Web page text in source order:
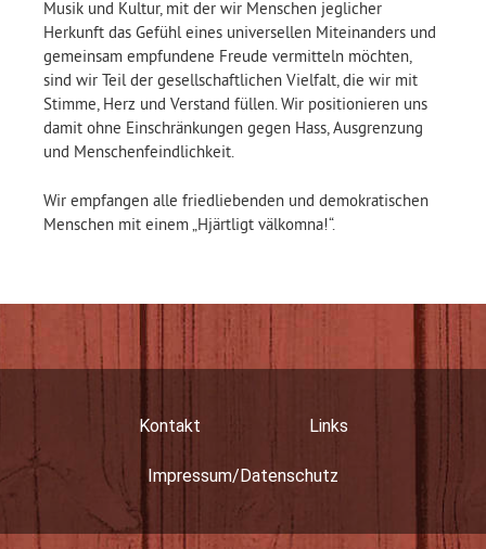
Musik und Kultur, mit der wir Menschen jeglicher
Herkunft das Gefühl eines universellen Miteinanders und
gemeinsam empfundene Freude vermitteln möchten,
sind wir Teil der gesellschaftlichen Vielfalt, die wir mit
Stimme, Herz und Verstand füllen. Wir positionieren uns
damit ohne Einschränkungen gegen Hass, Ausgrenzung
und Menschenfeindlichkeit.
Wir empfangen alle friedliebenden und demokratischen
Menschen mit einem „Hjärtligt välkomna!“.
Kontakt Links
Impressum/Datenschutz